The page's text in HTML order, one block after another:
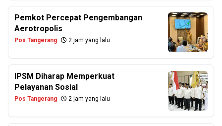
Pemkot Percepat Pengembangan
Aerotropolis
Pos Tangerang 2 jam yang lalu
IPSM Diharap Memperkuat
Pelayanan Sosial
Pos Tangerang 2 jam yang lalu